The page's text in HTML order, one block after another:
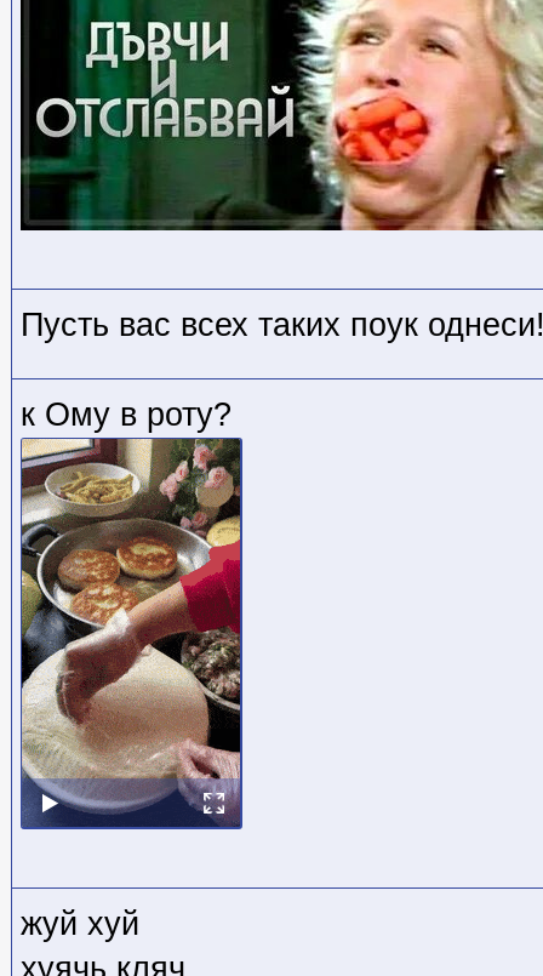
Пусть вас всех таких поук
к Ому в роту?
жуй хуй
хуячь кляч